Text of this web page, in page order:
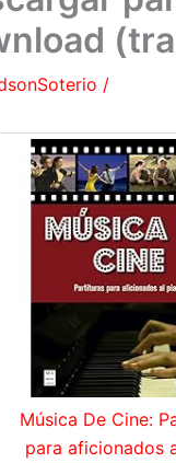
/
Música De Cine:
para aficionados